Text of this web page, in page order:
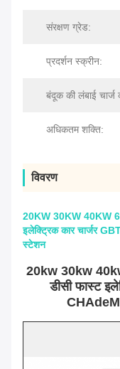
संरक्षण ग्रेड:
प्रदर्शन स्क्रीन:
बंदूक की लंबाई चार्ज
अधिकतम शक्ति:
विवरण
20KW 30KW 40KW
इलेक्ट्रिक कार चार्जर
स्टेशन
20kw 30kw
डीसी फास्ट